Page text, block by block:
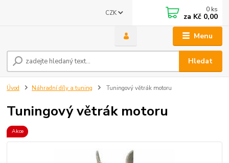
Menu
CZK
Hledat
0 ks
za Kč 0,00
Úvod Náhradní díly a tuning Tuningový větrák motoru
Tuningový větrák motoru
Akce